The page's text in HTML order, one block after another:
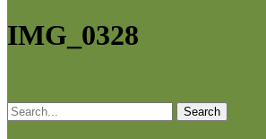
IMG_0328
Search